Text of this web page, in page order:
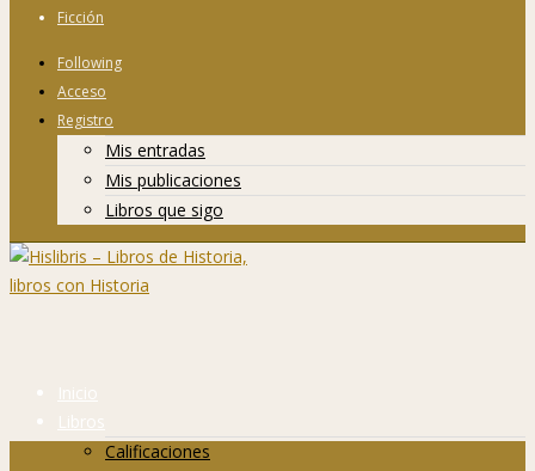
Ficción
Following
Acceso
Registro
Mis entradas
Mis publicaciones
Libros que sigo
Inicio
Libros
Calificaciones